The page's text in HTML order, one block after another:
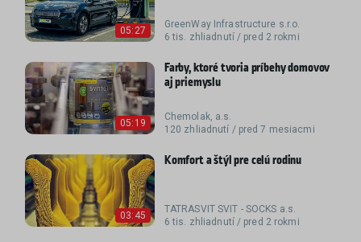
05:27
GreenWay Infrastructure s.r.o.
6 tis. zhliadnutí / pred 2 rokmi
05:19
Farby, ktoré tvoria príbehy domovov
aj priemyslu
Chemolak, a.s.
120 zhliadnutí / pred 7 mesiacmi
03:45
Komfort a štýl pre celú rodinu
TATRASVIT SVIT - SOCKS a.s.
6 tis. zhliadnutí / pred 2 rokmi